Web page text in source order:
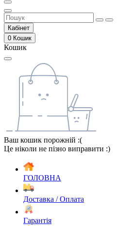
Кабінет
0 Кошик
Кошик
Ваш кошик порожній :(
Це ніколи не пізно виправити :)
ГОЛОВНА
Доставка / Оплата
Гарантія